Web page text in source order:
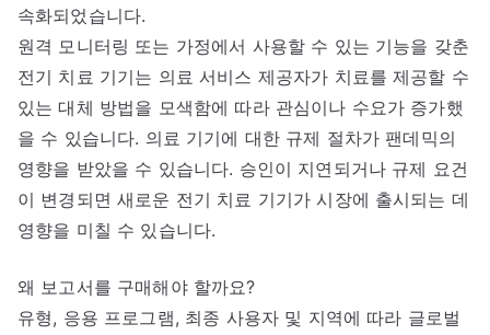
속화되었습니다.
원격 모니터링 또는 가정에서 사용할 수 있는 기능을 갖춘
전기 치료 기기는 의료 서비스 제공자가 치료를 제공할 수
있는 대체 방법을 모색함에 따라 관심이나 수요가 증가했
을 수 있습니다. 의료 기기에 대한 규제 절차가 팬데믹의
영향을 받았을 수 있습니다. 승인이 지연되거나 규제 요건
이 변경되면 새로운 전기 치료 기기가 시장에 출시되는 데
영향을 미칠 수 있습니다.
왜 보고서를 구매해야 할까요?
유형, 응용 프로그램, 최종 사용자 및 지역에 따라 글로벌